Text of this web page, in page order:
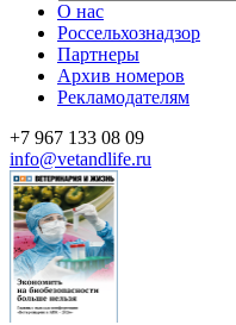
О нас
Россельхознадзор
Партнеры
Архив номеров
Рекламодателям
+7 967 133 08 09
info@vetandlife.ru